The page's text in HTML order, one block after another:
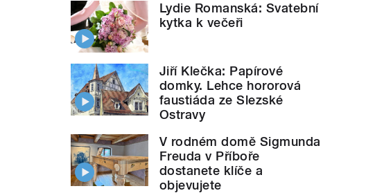
Lydie Romanská: Svatební
kytka k večeři
Jiří Klečka: Papírové
domky. Lehce hororová
faustiáda ze Slezské
Ostravy
V rodném domě Sigmunda
Freuda v Příboře
dostanete klíče a
objevujete